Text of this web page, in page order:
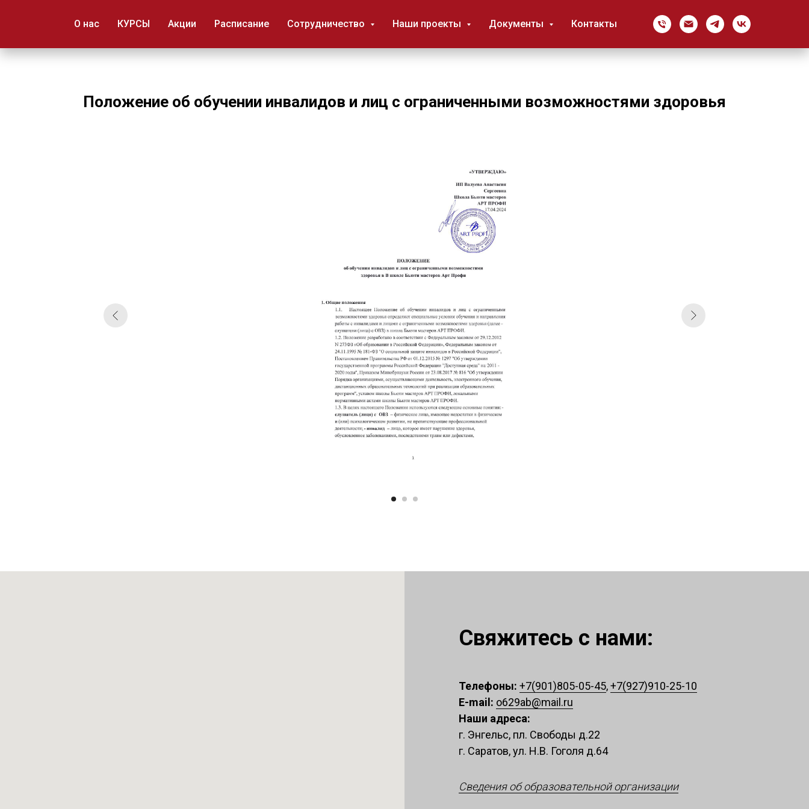
О нас КУРСЫ Акции Расписание Сотрудничество Наши проекты Документы Контакты
Положение об обучении инвалидов и лиц с ограниченными возможностями здоровья
Свяжитесь с нами:
Телефоны: +7(901)805-05-45,+7(927)910-25-10
E-mail: o629ab@mail.ru
Наши адреса:
г. Энгельс, пл. Свободы д.22
г. Саратов, ул. Н.В. Гоголя д.64
Сведения об образовательной организации